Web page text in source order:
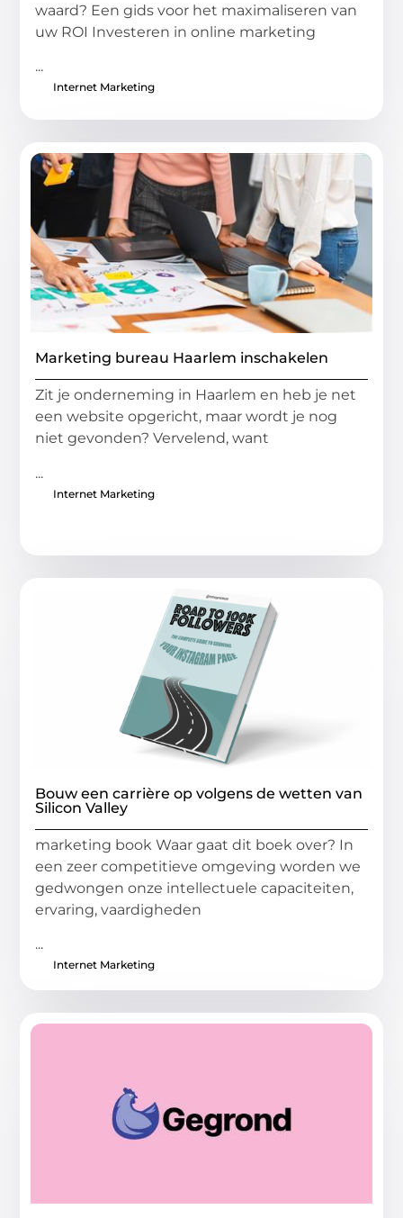
waard? Een gids voor het maximaliseren van
uw ROI Investeren in online marketing
...
Internet Marketing
Marketing bureau Haarlem inschakelen
Zit je onderneming in Haarlem en heb je net
een website opgericht, maar wordt je nog
niet gevonden? Vervelend, want
...
Internet Marketing
Bouw een carrière op volgens de wetten van
Silicon Valley
marketing book Waar gaat dit boek over? In
een zeer competitieve omgeving worden we
gedwongen onze intellectuele capaciteiten,
ervaring, vaardigheden
...
Internet Marketing